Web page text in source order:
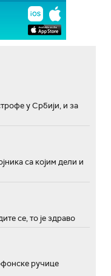
у Србији, и за
са којим дели и
се, то је здраво
ручице